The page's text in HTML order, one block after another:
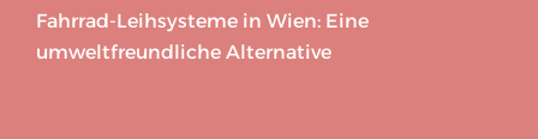
Fahrrad-Leihsysteme in Wien: Eine
umweltfreundliche Alternative